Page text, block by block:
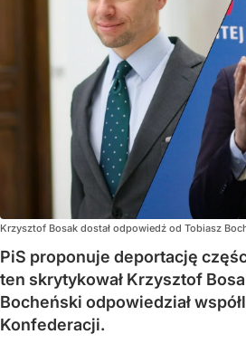
Krzysztof Bosak dostał odpowiedź od Tobiasz
PiS proponuje deportację
ten skrytykował Krzysztof
Bocheński odpowiedział
Konfederacji.